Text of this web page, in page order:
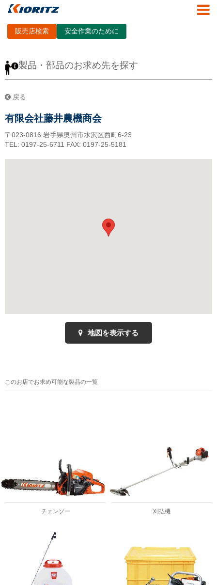
販売店検索 安全作業のために
製品・部品のお求め先を探す
戻る
有限会社藤井農機商会
〒023-0816 岩手県奥州市水沢区西町6-23
TEL: 0197-25-6711 FAX: 0197-25-5181
地図を表示する
このお店でお求め可能な製品の一覧
チェンソー 刈払機